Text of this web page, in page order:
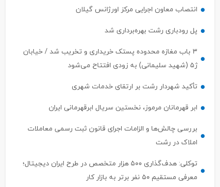
انتصاب معاون اجرایی مرکز اورژانس گیلان
پل رودباری رشت بهره‌برداری شد
۳ باب مغازه محدوده پستک خریداری و تخریب شد / خیابان
ژ۵ (شهید سلیمانی) به زودی افتتاح می‌شود
تأکید شهردار رشت بر ارتقای خدمات شهری
ابر قهرمانان مرموز، نخستین سریال ابرقهرمانی ایران
بررسی چالش‌ها و الزامات اجرای قانون ثبت رسمی معاملات
املاک در رشت
توکلی: هدف‌گذاری ۵۰۰ هزار متخصص در طرح ایران دیجیتال؛
معرفی مستقیم ۵۰ نفر برتر به بازار کار